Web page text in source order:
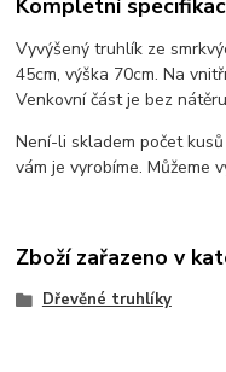
Kompletní
Vyvýšený truhlík ze
45cm, výška 70cm. Na
Venkovní část je bez
Není-li skladem počet
vám je vyrobíme. Můžeme
Zboží zařazeno v
Dřevěné truhlíky